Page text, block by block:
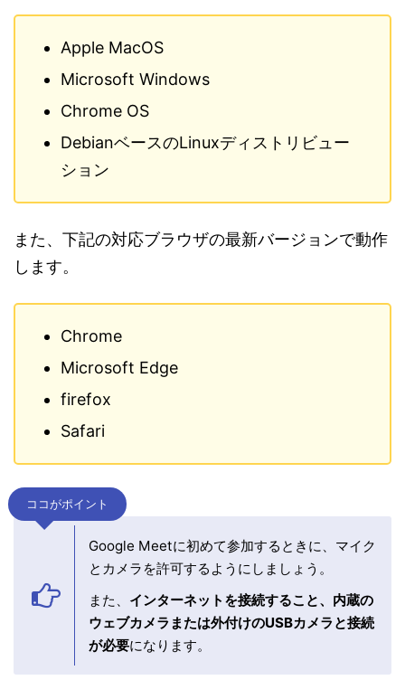
Apple MacOS
Microsoft Windows
Chrome OS
DebianベースのLinuxディストリビュー
ション
また、下記の対応ブラウザの最新バージョンで動作
します。
Chrome
Microsoft Edge
firefox
Safari
ココがポイント
Google Meetに初めて参加するときに、マイク
とカメラを許可するようにしましょう。
また、 インターネットを接続すること、内蔵の
ウェブカメラまたは外付けのUSBカメラと接続
が必要になります。